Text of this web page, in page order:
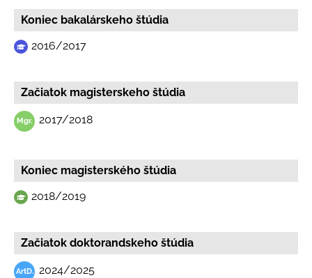
Koniec bakalárskeho štúdia
2016/2017
Začiatok magisterskeho štúdia
2017/2018
Koniec magisterského štúdia
2018/2019
Začiatok doktorandskeho štúdia
2024/2025